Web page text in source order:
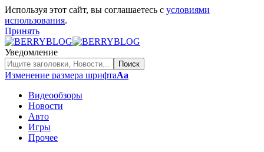
Используя этот сайт, вы соглашаетесь с условиями
использования.
Принять
Уведомление
Изменение размера шрифтаАа
Видеообзоры
Новости
Авто
Игры
Прочее